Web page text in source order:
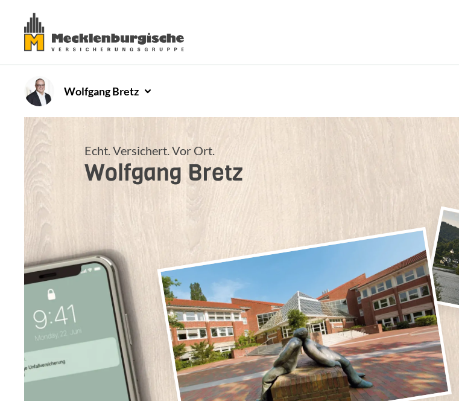
WolfgangBretz
Wolfgang Bretz
Echt. Versichert. Vor Ort.